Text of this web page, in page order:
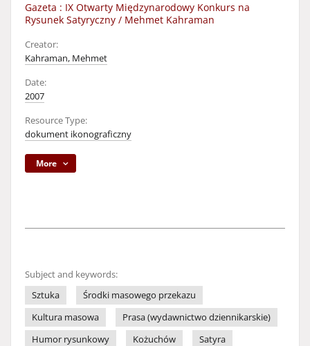
Gazeta : IX Otwarty Międzynarodowy Konkurs na
Rysunek Satyryczny / Mehmet Kahraman
Creator:
Kahraman, Mehmet
Date:
2007
Resource Type:
dokument ikonograficzny
More
Subject and keywords:
Sztuka
Środki masowego przekazu
Kultura masowa
Prasa (wydawnictwo dziennikarskie)
Humor rysunkowy
Kożuchów
Satyra